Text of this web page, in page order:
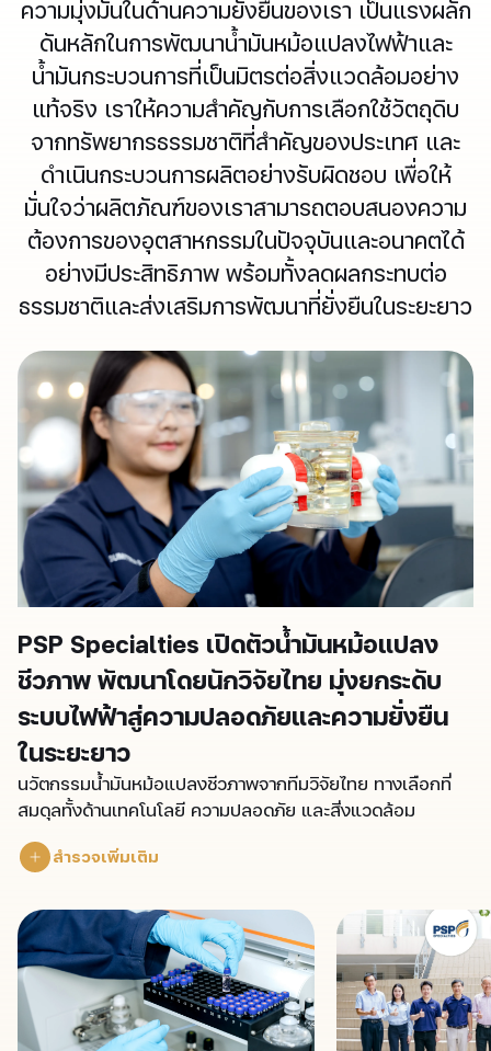
4
0
2
2
0
9
4
3
2
5
2
5
ความมุ่งมั่นในด้านความยั่งยืนของเรา เป็นแรงผลัก
ดันหลักในการพัฒนาน้ำมันหม้อแปลงไฟฟ้าและ
น้ำมันกระบวนการที่เป็นมิตรต่อสิ่งแวดล้อมอย่าง
แท้จริง เราให้ความสำคัญกับการเลือกใช้วัตถุดิบ
จากทรัพยากรธรรมชาติที่สำคัญของประเทศ และ
ดำเนินกระบวนการผลิตอย่างรับผิดชอบ เพื่อให้
มั่นใจว่าผลิตภัณฑ์ของเราสามารถตอบสนองความ
ต้องการของอุตสาหกรรมในปัจจุบันและอนาคตได้
อย่างมีประสิทธิภาพ พร้อมทั้งลดผลกระทบต่อ
ธรรมชาติและส่งเสริมการพัฒนาที่ยั่งยืนในระยะยาว
PSP Specialties เปิดตัวน้ำมันหม้อแปลง
ชีวภาพ พัฒนาโดยนักวิจัยไทย มุ่งยกระดับ
ระบบไฟฟ้าสู่ความปลอดภัยและความยั่งยืน
ในระยะยาว
นวัตกรรมน้ำมันหม้อแปลงชีวภาพจากทีมวิจัยไทย ทางเลือกที่
สมดุลทั้งด้านเทคโนโลยี ความปลอดภัย และสิ่งแวดล้อม
สำรวจเพิ่มเติม